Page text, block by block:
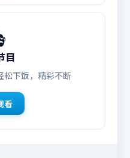
目
松下饭，精彩不断
看